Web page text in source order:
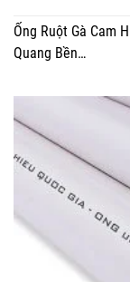
Ống Ruột Gà Cam
Quang Bền…